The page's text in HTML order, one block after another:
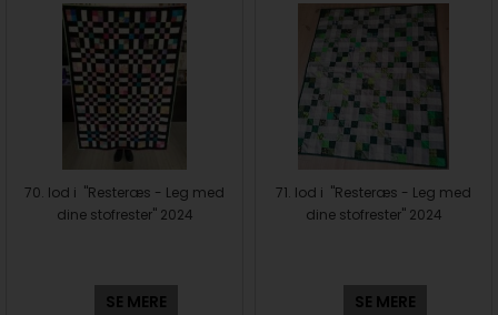
70. lod i "Resteræs - Leg med
dine stofrester" 2024
SE MERE
71. lod i "Resteræs - Leg med
dine stofrester" 2024
SE MERE